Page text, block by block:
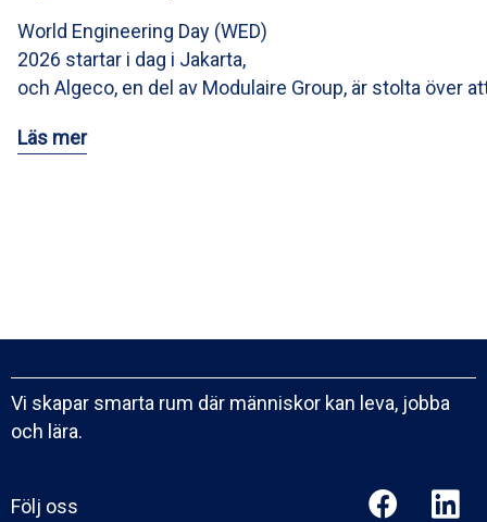
World Engineering Day (WED)
2026 startar i dag i Jakarta,
och Algeco, en del av Modulaire Group, är stolta över
Läs mer
Vi skapar smarta rum där människor kan leva, jobba
och lära.
Följ oss